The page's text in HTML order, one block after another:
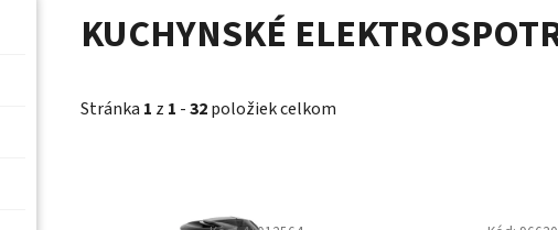
KUCHYNSKÉ
Stránka 1 z 1 -32položiek celkom